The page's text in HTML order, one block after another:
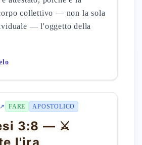
collettivo — non la sola
— l'oggetto della
FARE APOSTOLICO
3:8 — ⚔️